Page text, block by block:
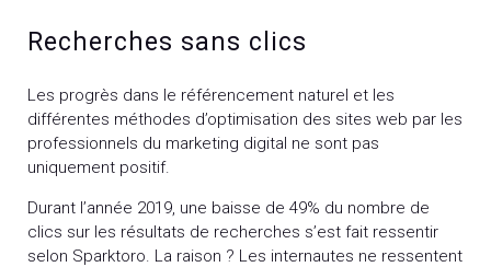
Recherches sans clics
Les progrès dans le référencement naturel et les
différentes méthodes d’optimisation des sites web par les
professionnels du marketing digital ne sont pas
uniquement positif.
Durant l’année 2019, une baisse de 49% du nombre de
clics sur les résultats de recherches s’est fait ressentir
selon Sparktoro. La raison ? Les internautes ne ressentent